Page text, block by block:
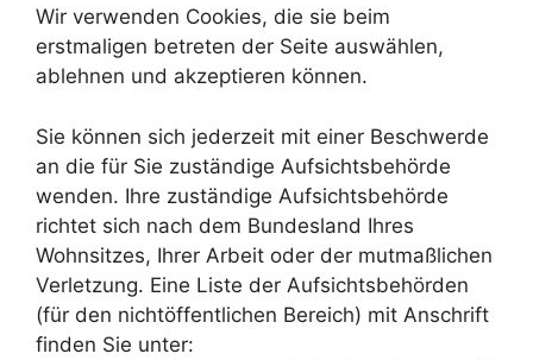
Wir verwenden Cookies, die sie beim
erstmaligen betreten der Seite auswählen,
ablehnen und akzeptieren können.
Sie können sich jederzeit mit einer Beschwerde
an die für Sie zuständige Aufsichtsbehörde
wenden. Ihre zuständige Aufsichtsbehörde
richtet sich nach dem Bundesland Ihres
Wohnsitzes, Ihrer Arbeit oder der mutmaßlichen
Verletzung. Eine Liste der Aufsichtsbehörden
(für den nichtöffentlichen Bereich) mit Anschrift
finden Sie unter: